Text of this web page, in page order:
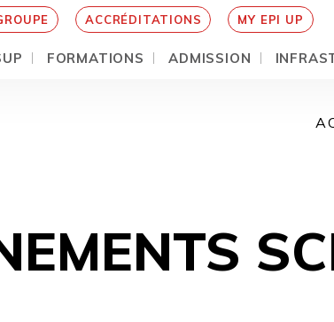
ACCRÉDITATIONS MY EPI UP
FORMATIONS ADMISSION